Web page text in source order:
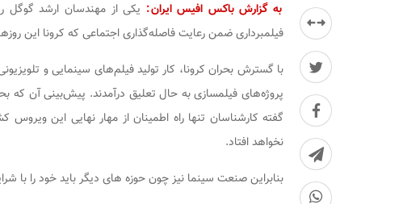
به گزارش باکس افیس ایران: یکی از مهندسان ارشد گوگل
فیلمبرداری ضمن رعایت فاصله‌گذاری اجتماعی که کرونا این
با گسترش بحران کرونا، کار تولید فیلم‌های سینمایی و
پروژه‌های فیلمسازی به حال تعلیق درآمدند. پیش‌بینی آن که
گفته کارشناسان تنها راه اطمینان از مهار نهایی این
نخواهد افتاد.
بنابراین صنعت سینما نیز چون حوزه های دیگر باید خود را با